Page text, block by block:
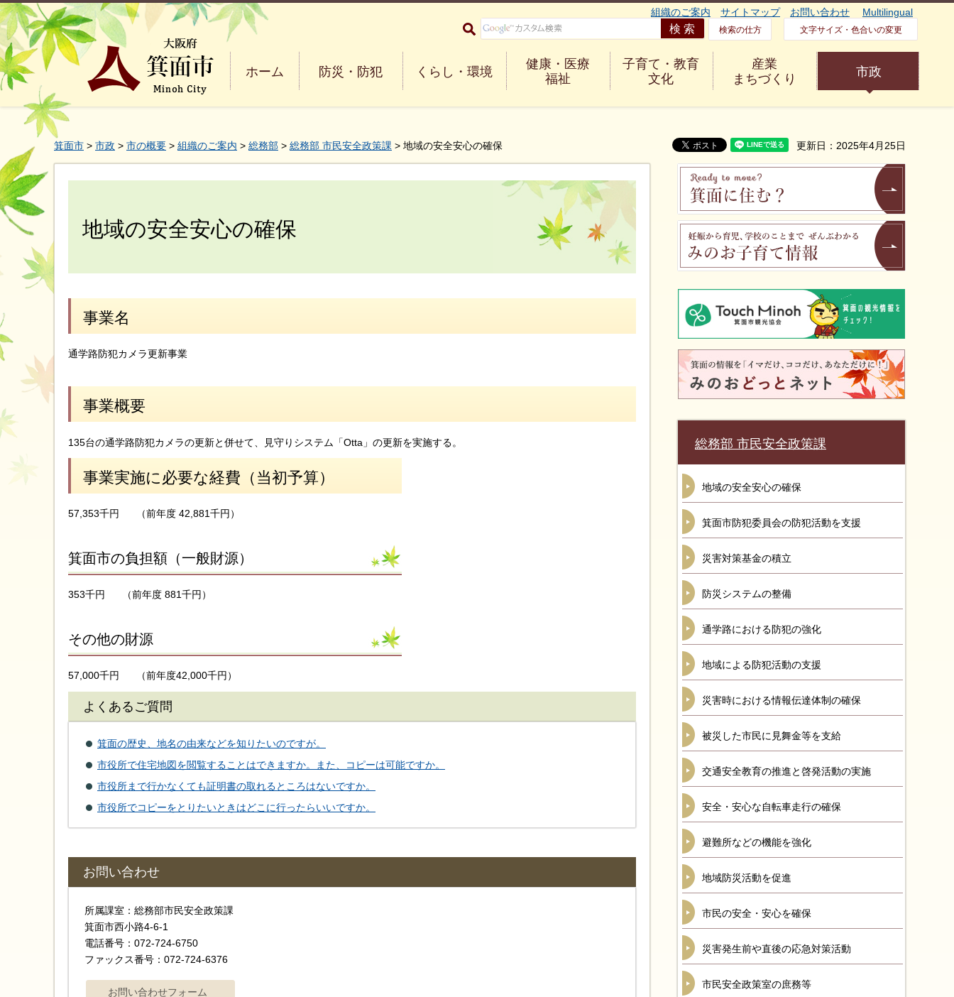
大阪府箕面市 Minoh City
組織のご案内 サイトマップ お問い合わせ Multilingual
検索の仕方 文字サイズ・色合いの変更
ホーム 防災・防犯 くらし・環境
健康・医療
福祉
子育て・教育
文化
産業
まちづくり
市政
箕面市 > 市政 > 市の概要 > 組織のご案内 > 総務部 > 総務部 市民安全政策課 > 地域の安全安心の確保 更新日：2025年4月25日
地域の安全安心の確保
事業名
通学路防犯カメラ更新事業
事業概要
135台の通学路防犯カメラの更新と併せて、見守りシステム「Otta」の更新を実施する。
事業実施に必要な経費（当初予算）
57,353千円 （前年度 42,881千円）
箕面市の負担額（一般財源）
353千円 （前年度 881千円）
その他の財源
57,000千円 （前年度42,000千円）
よくあるご質問
箕面の歴史、地名の由来などを知りたいのですが。
市役所で住宅地図を閲覧することはできますか。また、コピーは可能ですか。
市役所まで行かなくても証明書の取れるところはないですか。
市役所でコピーをとりたいときはどこに行ったらいいですか。
お問い合わせ
所属課室：総務部市民安全政策課
箕面市西小路4‐6‐1
電話番号：072-724-6750
ファックス番号：072-724-6376
総務部 市民安全政策課
地域の安全安心の確保
箕面市防犯委員会の防犯活動を支援
災害対策基金の積立
防災システムの整備
通学路における防犯の強化
地域による防犯活動の支援
災害時における情報伝達体制の確保
被災した市民に見舞金等を支給
交通安全教育の推進と啓発活動の実施
安全・安心な自転車走行の確保
避難所などの機能を強化
地域防災活動を促進
市民の安全・安心を確保
災害発生前や直後の応急対策活動
市民安全政策室の庶務等